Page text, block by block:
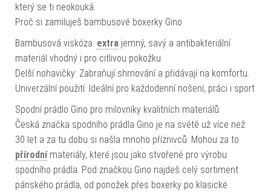
který se ti neokouká.
Proč si zamiluješ bambusové boxerky Gino
Bambusová viskóza: extra jemný, savý a antibakteriální
materiál vhodný i pro citlivou pokožku.
Delší nohavičky: Zabraňují shrnování a přidávají na komfortu.
Univerzální použití: Ideální pro každodenní nošení, práci i sport
Spodní prádlo Gino pro milovníky kvalitních materiálů
Česká značka spodního prádla Gino je na světě už více než
30 let a za tu dobu si našla mnoho příznivců. Mohou za to
přírodnímateriály, které jsou jako stvořené pro výrobu
spodního prádla. Pod značkou Gino najdeš celý sortiment
pánského prádla, od ponožek přes boxerky po klasické